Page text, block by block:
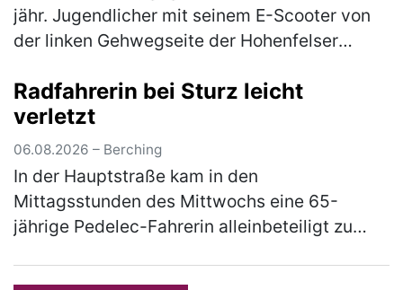
jähr. Jugendlicher mit seinem E-Scooter von
der linken Gehwegseite der Hohenfelser
Straße ein. Hier fuhr er auf …(mehr)
Radfahrerin bei Sturz leicht
verletzt
06.08.2026 – Berching
In der Hauptstraße kam in den
Mittagsstunden des Mittwochs eine 65-
jährige Pedelec-Fahrerin alleinbeteiligt zu